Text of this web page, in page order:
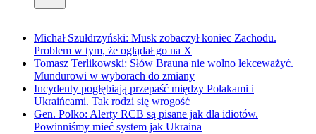
Michał Szułdrzyński: Musk zobaczył koniec Zachodu.
Problem w tym, że oglądał go na X
Tomasz Terlikowski: Słów Brauna nie wolno lekceważyć.
Mundurowi w wyborach do zmiany
Incydenty pogłębiają przepaść między Polakami i
Ukraińcami. Tak rodzi się wrogość
Gen. Polko: Alerty RCB są pisane jak dla idiotów.
Powinniśmy mieć system jak Ukraina